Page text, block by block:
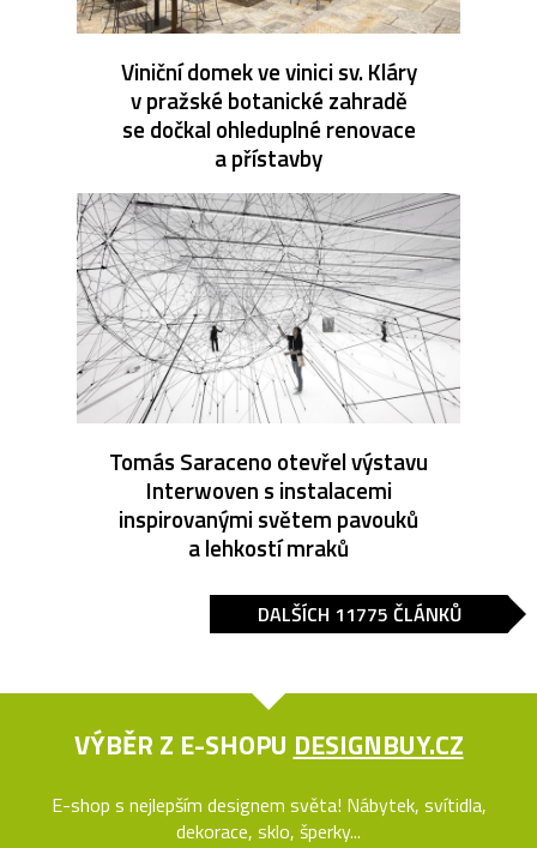
Viniční domek ve vinici sv. Kláry
v pražské botanické zahradě
se dočkal ohleduplné renovace
a přístavby
Tomás Saraceno otevřel výstavu
Interwoven s instalacemi
inspirovanými světem pavouků
a lehkostí mraků
DALŠÍCH 11775 ČLÁNKŮ
VÝBĚR Z E-SHOPU DESIGNBUY.CZ
E-shop s nejlepším designem světa! Nábytek, svítidla,
dekorace, sklo, šperky...